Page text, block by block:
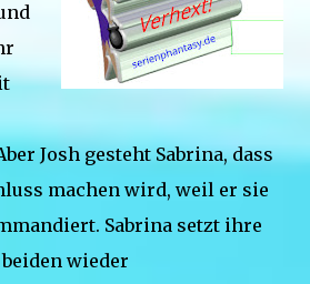
Josh gesteht Sabrina, dass
machen wird, weil er sie
Sabrina setzt ihre
wieder